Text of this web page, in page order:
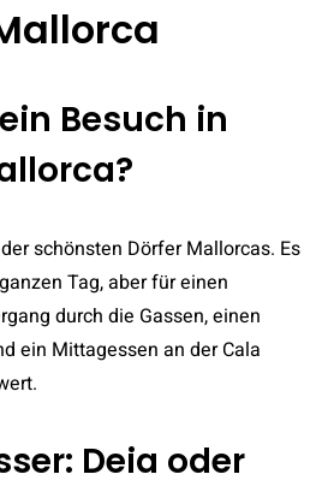
Besuch in
schönsten Dörfer Mallorcas. Es
Tag, aber für einen
durch die Gassen, einen
ein Mittagessen an der Cala
Deia oder